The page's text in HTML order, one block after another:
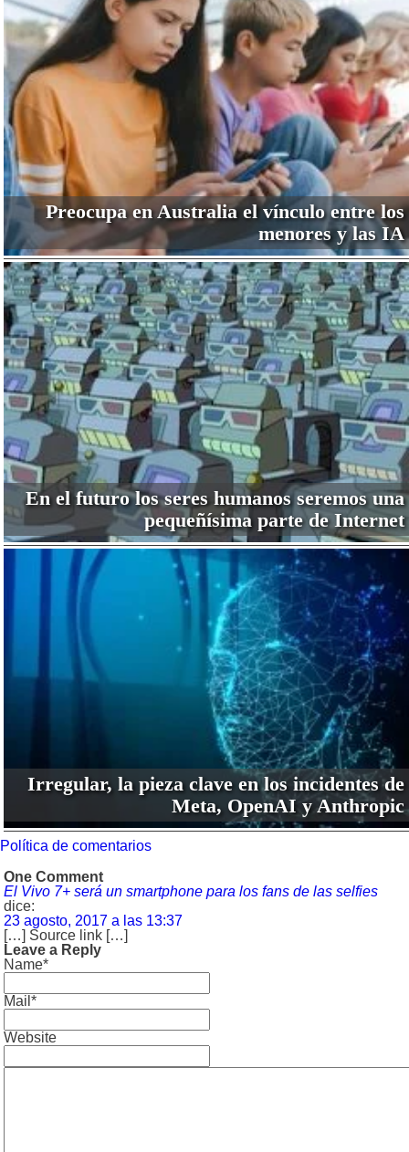
Preocupa en Australia el vínculo entre los
menores y las IA
En el futuro los seres humanos seremos una
pequeñísima parte de Internet
Irregular, la pieza clave en los incidentes de
Meta, OpenAI y Anthropic
Política de comentarios
One Comment
El Vivo 7+ será un smartphone para los fans de las selfies
dice:
23 agosto, 2017 a las 13:37
[…] Source link […]
Leave a Reply
Name*
Mail*
Website